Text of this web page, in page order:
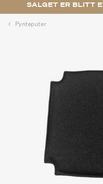
SALGET ER BLITT
Pynteputer